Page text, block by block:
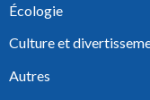
Écologie
Culture et
Autres